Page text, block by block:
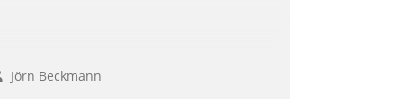
Jörn Beckmann